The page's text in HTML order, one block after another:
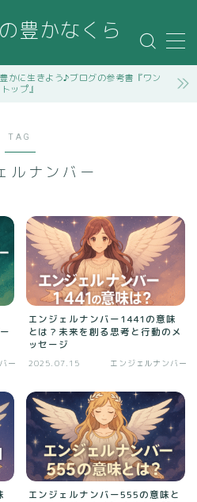
豊かなくら
免責事項
かに生きよう♪ブログの参考書『ワン
トップ』
TAG
ルナンバー
ー
エンジェルナンバー1441の意味
とは？未来を創る思考と行動のメ
ッセージ
2025.07.15 エンジェルナンバー
エンジェルナンバー555の意味と